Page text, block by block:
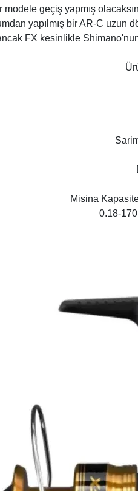
geçiş yapmış
yapılmış bir AR-C uzun
FX kesinlikle
Misina
0.18-